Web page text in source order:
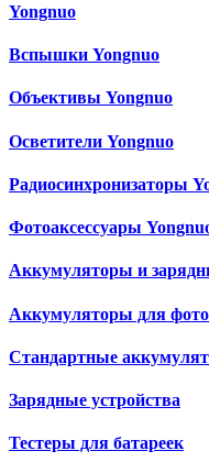
Yongnuo
Вспышки Yongnuo
Объективы Yongnuo
Осветители Yongnuo
Радиосинхронизаторы
Фотоаксессуары
Аккумуляторы и
Аккумуляторы для
Cтандартные
Зарядные устройства
Тестеры для батареек